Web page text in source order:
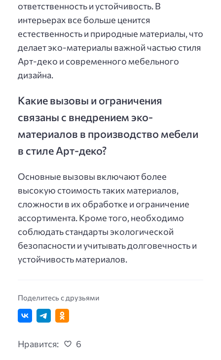
ответственность и устойчивость. В
интерьерах все больше ценится
естественность и природные материалы, что
делает эко-материалы важной частью стиля
Арт-деко и современного мебельного
дизайна.
Какие вызовы и ограничения
связаны с внедрением эко-
материалов в производство мебели
в стиле Арт-деко?
Основные вызовы включают более
высокую стоимость таких материалов,
сложности в их обработке и ограничение
ассортимента. Кроме того, необходимо
соблюдать стандарты экологической
безопасности и учитывать долговечность и
устойчивость материалов.
Поделитесь с друзьями
Нравится: 6